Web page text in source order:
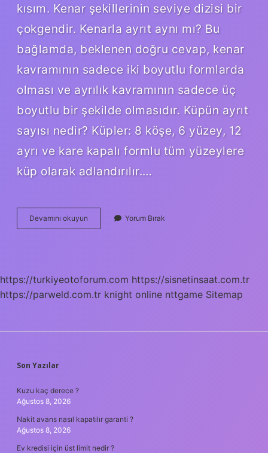
kısım. Kenar şekillerinin seviye dizisi bir
çokgendir. Kenarla ayrıt aynı mı? Bu
bağlamda, beklenen doğru cevap, kenar
kavramının sadece iki boyutlu formlarda
olması ve ayrılık kavramının sadece üç
boyutlu bir şekilde olmasıdır. Küpün ayrıt
sayısı nedir? Küpler: 8 köşe, 6 yüzey, 12
ayrı ve kare kapalı formlu tüm yüzeylere
küp olarak adlandırılır.…
Devamını okuyun Prizmada
Ayrıt
Yorum Bırak
https://turkiyeotoforum.com https://sisnetinsaat.com.tr
https://parweld.com.tr knight online nttgame Sitemap
SIDEBAR
Son Yazılar
Kuzu kaç derece ?
Ağustos 8, 2026
Nakit avans nasıl kapatılır garanti ?
Ağustos 8, 2026
Ev kredisi için üst limit nedir ?